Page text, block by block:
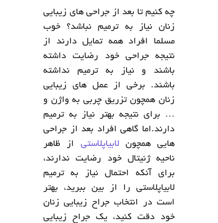
چه کنیم تا بعد از جراحی های زیبایی
زنان نیاز به ترمیم نباشد؟ خوب
مسلما افراد همه تمایل دارند از
نتیجه جراحی خود رضایت داشته
باشند و نیاز به ترمیم نداشته
باشند. برخی از عمل های زیبایی
زنان همچون تزریق چربی به واژن و
… برای نتیجه بهتر نیاز به ترمیم
دارند.اما گاهی افراد بعد از جراحی
هایی همچون لابیاپلاستی از ظاهر
ناحیه ژنیتال خود رضایت ندارند،
برای آنکه احتمال نیاز به ترمیم
لابیاپلاستی را از بین ببرید، بهتر
است در انتخاب جراح زیبایی زنان
خود دقت کنید، یک جراح زیبایی